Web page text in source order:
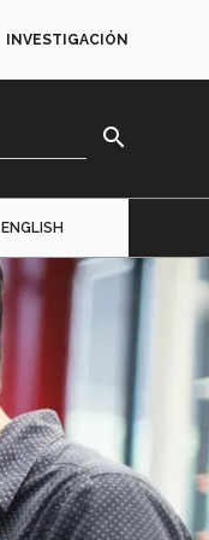
INVESTIGACIÓN
search
ENGLISH